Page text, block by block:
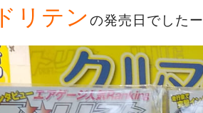
ドリテンの発売日でしたー